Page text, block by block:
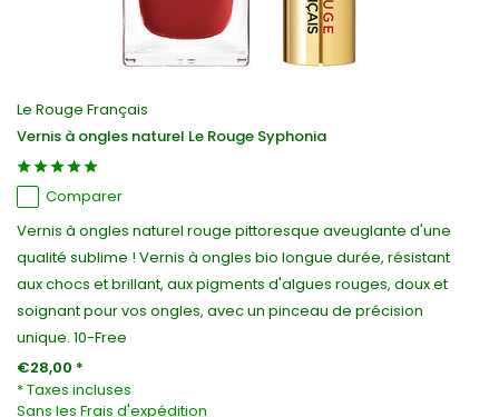
Le Rouge Français
Vernis à ongles naturel Le Rouge Syphonia
Comparer
Vernis à ongles naturel rouge pittoresque aveuglante d'une
qualité sublime ! Vernis à ongles bio longue durée, résistant
aux chocs et brillant, aux pigments d'algues rouges, doux et
soignant pour vos ongles, avec un pinceau de précision
unique. 10-Free
€28,00 *
* Taxes incluses
Sans les Frais d'expédition